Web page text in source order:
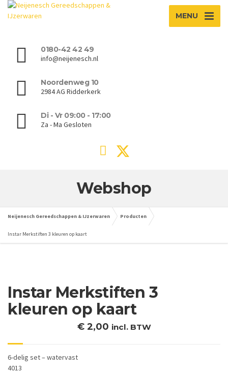
MENU
0180-42 42 49
info@neijenesch.nl
Noordenweg 10
2984 AG Ridderkerk
Di - Vr 09:00 - 17:00
Za - Ma Gesloten
Webshop
Neijenesch Gereedschappen & IJzerwaren Producten
Instar Merkstiften 3 kleuren op kaart
Instar Merkstiften 3
kleuren op kaart
€2,00 incl. BTW
6-delig set – watervast
4013